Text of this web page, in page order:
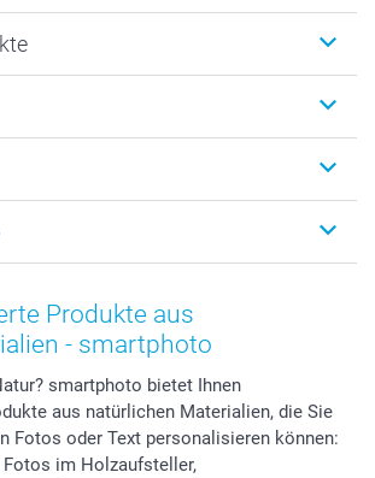
als Buch & Poster
(PDF)
Produkte aus
- smartphoto
smartphoto bietet Ihnen
aus natürlichen Materialien, die Sie
Fotos oder Text personalisieren können:
im Holzaufsteller,